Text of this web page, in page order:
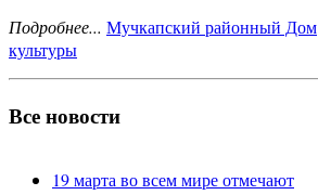
Подробнее... Мучкапский районный Дом
культуры
Все новости
19 марта во всем мире отмечают